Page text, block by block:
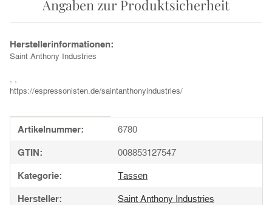
Angaben zur Produktsicherheit
Herstellerinformationen:
Saint Anthony Industries
, ,
https://espressonisten.de/saintanthonyindustries/
Produkteigenschaft
Wert
Artikelnummer: 6780
GTIN: 008853127547
Kategorie: Tassen
Hersteller: Saint Anthony Industries